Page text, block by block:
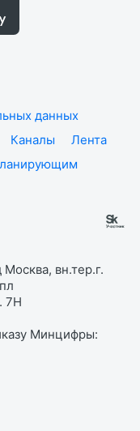
данных
Каналы
Лента
вн.тер.г.
7Н
Минцифры: